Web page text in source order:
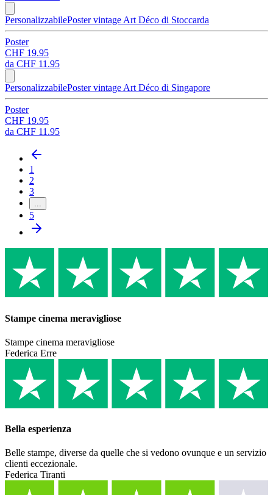
PersonalizzabilePoster vintage Art Déco di Stoccarda
Poster
CHF 19.95
da CHF 11.95
PersonalizzabilePoster vintage Art Déco di Singapore
Poster
CHF 19.95
da CHF 11.95
1
2
3
...
5
Stampe cinema meravigliose
Stampe cinema meravigliose
Federica Erre
Bella esperienza
Belle stampe, diverse da quelle che si vedono ovunque e un servizio
clienti eccezionale.
Federica Tiranti